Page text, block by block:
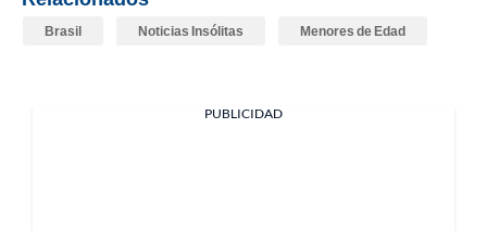
Brasil Noticias Insólitas Menores de Edad
PUBLICIDAD